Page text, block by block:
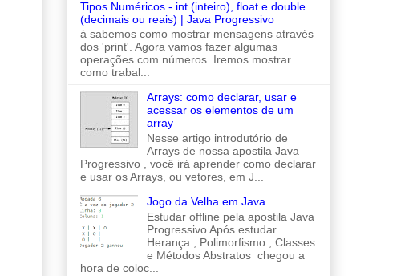
Tipos Numéricos - int (inteiro), float e double
(decimais ou reais) | Java Progressivo
á sabemos como mostrar mensagens através
dos 'print'. Agora vamos fazer algumas
operações com números. Iremos mostrar
como trabal...
Arrays: como declarar, usar e
acessar os elementos de um
array
Nesse artigo introdutório de
Arrays de nossa apostila Java
Progressivo , você irá aprender como declarar
e usar os Arrays, ou vetores, em J...
Jogo da Velha em Java
Estudar offline pela apostila Java
Progressivo Após estudar
Herança , Polimorfismo , Classes
e Métodos Abstratos chegou a
hora de coloc...